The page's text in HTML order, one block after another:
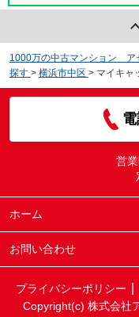
1000万の中古マンション ア
探す > 横浜市中区 > マイキャ
営業
ホーム
お問い合わせ
プライバシーポリシー
Copyright(c) 株式会社